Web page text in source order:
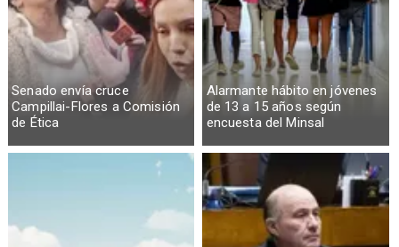
Senado envía cruce
Campillai-Flores a Comisión
de Ética
Alarmante hábito en jóvenes
de 13 a 15 años según
encuesta del Minsal